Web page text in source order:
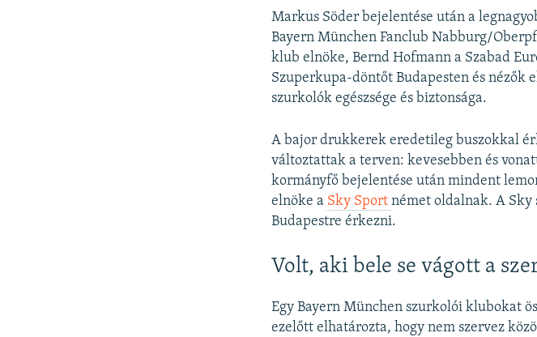
Markus Söder bejelentése után a
Bayern München Fanclub Nabburg/
klub elnöke, Bernd Hofmann a Szabad
Szuperkupa-döntőt Budapesten és nézők
szurkolók egészsége és biztonsága.
A bajor drukkerek eredetileg buszokkal
változtattak a terven: kevesebben és
kormányfő bejelentése után mindent
elnöke a Sky Sportnémet oldalnak. A
Budapestre érkezni.
Volt, aki bele se vágott a
Egy Bayern München szurkolói klubokat
ezelőtt elhatározta, hogy nem szervez